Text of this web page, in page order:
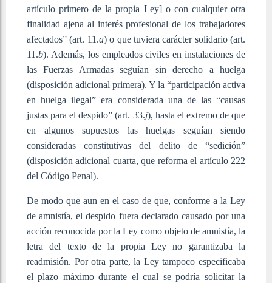
artículo primero de la propia Ley] o con cualquier otra
finalidad ajena al interés profesional de los trabajadores
afectados” (art. 11.a) o que tuviera carácter solidario (art.
11.b). Además, los empleados civiles en instalaciones de
las Fuerzas Armadas seguían sin derecho a huelga
(disposición adicional primera). Y la “participación activa
en huelga ilegal” era considerada una de las “causas
justas para el despido” (art. 33.j), hasta el extremo de que
en algunos supuestos las huelgas seguían siendo
consideradas constitutivas del delito de “sedición”
(disposición adicional cuarta, que reforma el artículo 222
del Código Penal).
De modo que aun en el caso de que, conforme a la Ley
de amnistía, el despido fuera declarado causado por una
acción reconocida por la Ley como objeto de amnistía, la
letra del texto de la propia Ley no garantizaba la
readmisión. Por otra parte, la Ley tampoco especificaba
el plazo máximo durante el cual se podría solicitar la